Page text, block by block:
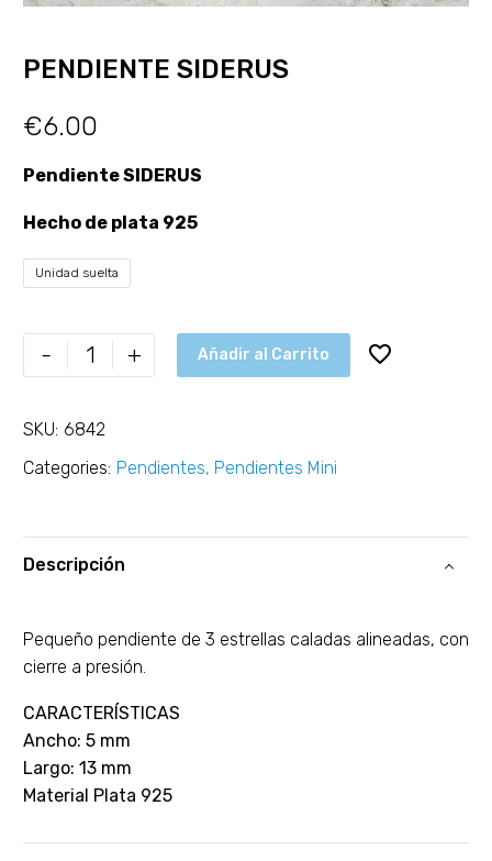
PENDIENTE SIDERUS
€6.00
Pendiente SIDERUS
Hecho de plata 925
Unidad suelta
- + Añadir al Carrito
SKU: 6842
Categories: Pendientes, Pendientes Mini
Descripción
Pequeño pendiente de 3 estrellas caladas alineadas, con
cierre a presión.
CARACTERÍSTICAS
Ancho: 5 mm
Largo: 13 mm
Material Plata 925